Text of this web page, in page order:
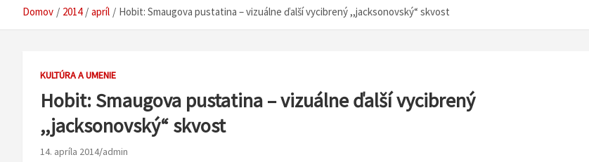
Domov 2014 apríl Hobit: Smaugova pustatina – vizuálne ďalší vycibrený ,,jacksonovský“ skvost
KULTÚRA A UMENIE
Hobit: Smaugova pustatina – vizuálne ďalší vycibrený
,,jacksonovský“ skvost
14. apríla 2014 admin